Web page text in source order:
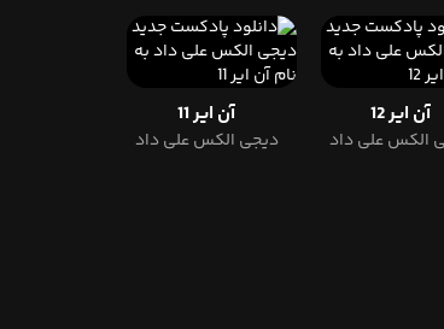
آن ایر 12
الکس علی داد
آن ایر 11
دیجی الکس علی داد